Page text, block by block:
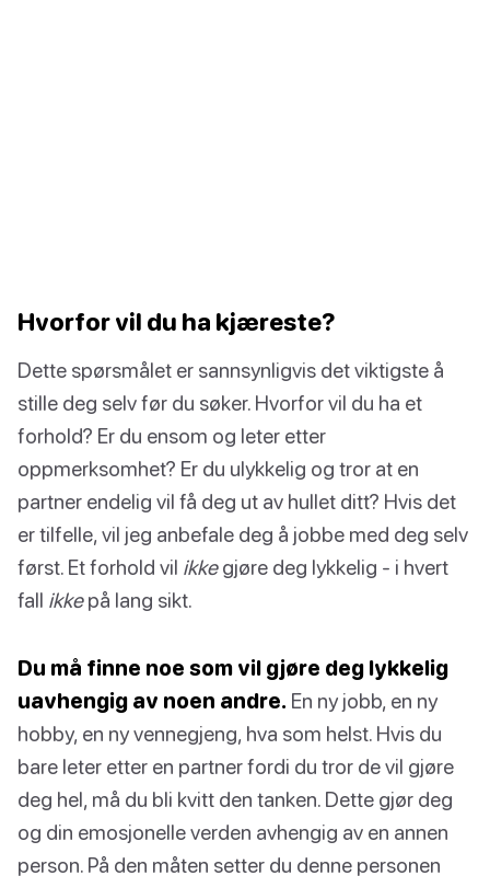
Hvorfor vil du ha kjæreste?
Dette spørsmålet er sannsynligvis det viktigste å
stille deg selv før du søker. Hvorfor vil du ha et
forhold? Er du ensom og leter etter
oppmerksomhet? Er du ulykkelig og tror at en
partner endelig vil få deg ut av hullet ditt? Hvis det
er tilfelle, vil jeg anbefale deg å jobbe med deg selv
først. Et forhold vil ikkegjøre deg lykkelig - i hvert
fall ikkepå lang sikt.
Du må finne noe som vil gjøre deg lykkelig
uavhengig av noen andre. En ny jobb, en ny
hobby, en ny vennegjeng, hva som helst. Hvis du
bare leter etter en partner fordi du tror de vil gjøre
deg hel, må du bli kvitt den tanken. Dette gjør deg
og din emosjonelle verden avhengig av en annen
person. På den måten setter du denne personen